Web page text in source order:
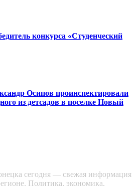
конкурса «Студенческий
Осипов проинспектировали
из детсадов в поселке Новый
сегодня — свежая информация
Политика, экономика,